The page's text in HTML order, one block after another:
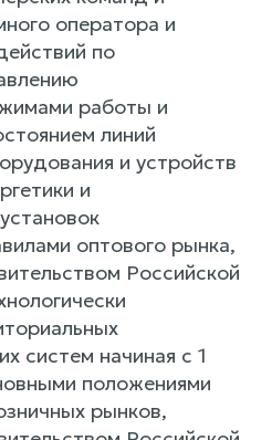
оператора и
по
работы и
линий
и устройств
и
оптового рынка,
Российской
систем начиная с 1
положениями
рынков,